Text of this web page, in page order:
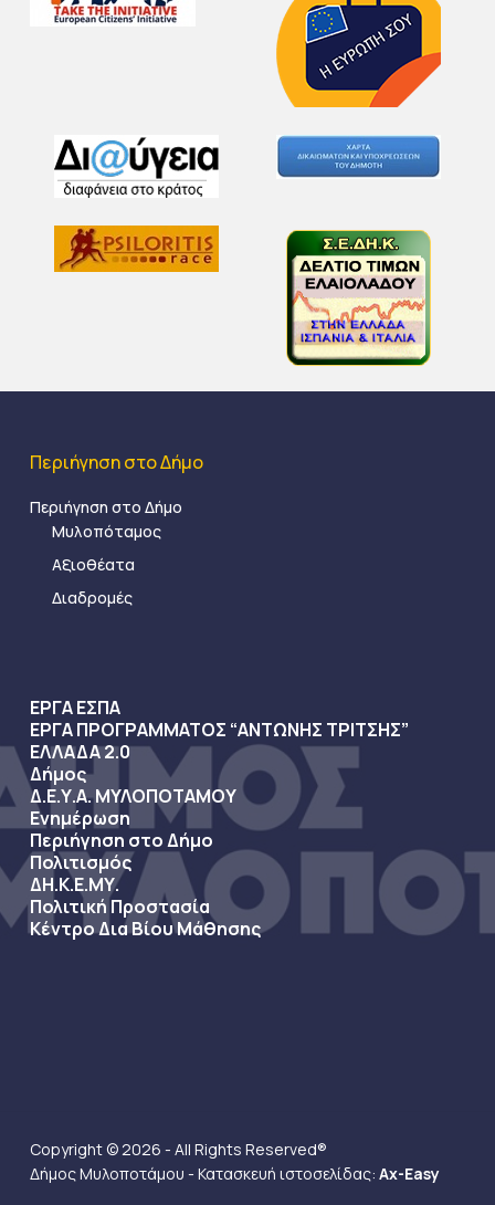
Περιήγηση στο Δήμο
Περιήγηση στο Δήμο
Μυλοπόταμος
Αξιοθέατα
Διαδρομές
ΕΡΓΑ ΕΣΠΑ
ΕΡΓΑ ΠΡΟΓΡΑΜΜΑΤΟΣ “ΑΝΤΩΝΗΣ ΤΡΙΤΣΗΣ”
ΕΛΛΑΔΑ 2.0
Δήμος
Δ.Ε.Υ.Α. ΜΥΛΟΠΟΤΑΜΟΥ
Ενημέρωση
Περιήγηση στο Δήμο
Πολιτισμός
ΔΗ.Κ.Ε.ΜΥ.
Πολιτική Προστασία
Κέντρο Δια Βίου Μάθησης
Copyright © 2026 - All Rights Reserved®
Δήμος Μυλοποτάμου - Κατασκευή ιστοσελίδας: Ax-Easy